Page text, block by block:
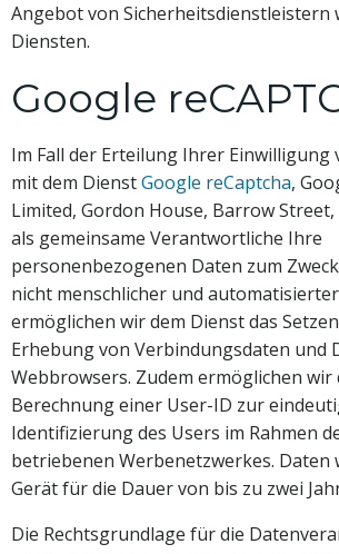
Angebot von Sicherheitsdienstleistern
Diensten.
Google
Im Fall der Erteilung Ihrer
mit dem DienstGoogle reCaptcha,
Limited, Gordon House, Barrow
als gemeinsame Verantwortliche Ihre
personenbezogenen Daten zum
nicht menschlicher und
ermöglichen wir dem Dienst das
Erhebung von Verbindungsdaten und
Webbrowsers. Zudem ermöglichen wir
Berechnung einer User-ID zur
Identifizierung des Users im Rahmen
betriebenen Werbenetzwerkes. Daten
Gerät für die Dauer von bis zu zwei
Die Rechtsgrundlage für die